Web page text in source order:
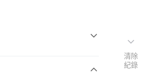
清除
紀錄